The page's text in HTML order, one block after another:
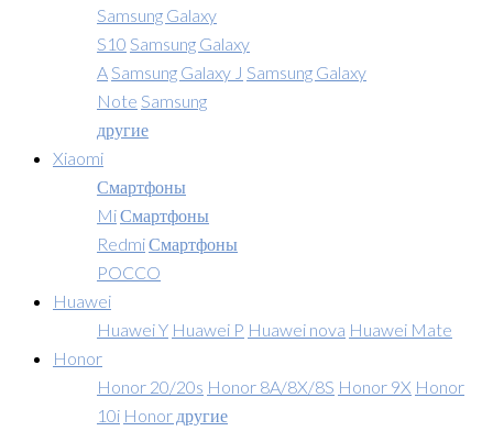
Samsung Galaxy
S10 Samsung Galaxy
A Samsung Galaxy J Samsung Galaxy
Note Samsung
другие
Xiaomi
Смартфоны
MiСмартфоны
RedmiСмартфоны
POCCO
Huawei
Huawei Y Huawei P Huawei nova Huawei Mate
Honor
Honor 20/20s Honor 8A/8X/8S Honor 9X Honor
10i Honor другие